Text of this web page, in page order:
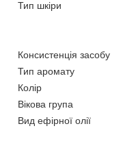
Тип шкіри
Консистенція засобу
Тип аромату
Колір
Вікова група
Вид ефірної олії